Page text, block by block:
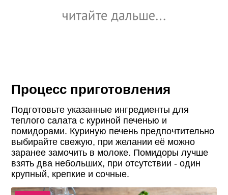
Процесс приготовления
Подготовьте указанные ингредиенты для
теплого салата с куриной печенью и
помидорами. Куриную печень предпочтительно
выбирайте свежую, при желании её можно
заранее замочить в молоке. Помидоры лучше
взять два небольших, при отсутствии - один
крупный, крепкие и сочные.